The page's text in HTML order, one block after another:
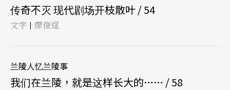
传奇不灭 现代剧场开枝散叶 / 54
文字 | 廖俊逞
兰陵人忆兰陵事
我们在兰陵，就是这样长大的…… / 58